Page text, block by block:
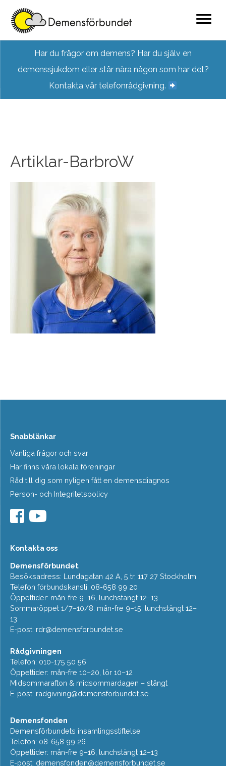
content
Har du frågor om demens? Har du själv en
demenssjukdom eller står nära någon som har det?
Kontakta vår telefonrådgivning.
Artiklar-BarbroW
Snabblänkar
Vanliga frågor och svar
Här finns våra lokala föreningar
Råd till dig som nyligen fått en demensdiagnos
Person- och Integritetspolicy
Kontakta oss
Demensförbundet
Besöksadress: Lundagatan 42 A, 5 tr, 117 27 Stockholm
Telefon förbundskansli: 08-658 99 20
Öppettider: mån-fre 9–16, lunchstängt 12–13
Sommaröppet 1/7–10/8: mån-fre 9–15, lunchstängt 12–
13
E-post: rdr@demensforbundet.se
Rådgivningen
Telefon: 010-175 50 56
Öppettider: mån-fre 10–20, lör 10–12
Midsommarafton & midsommardagen – stängt
E-post: radgivning@demensforbundet.se
Demensfonden
Demensförbundets insamlingsstiftelse
Telefon: 08-658 99 26
Öppettider: mån-fre 9–16, lunchstängt 12–13
E-post: demensfonden@demensforbundet.se